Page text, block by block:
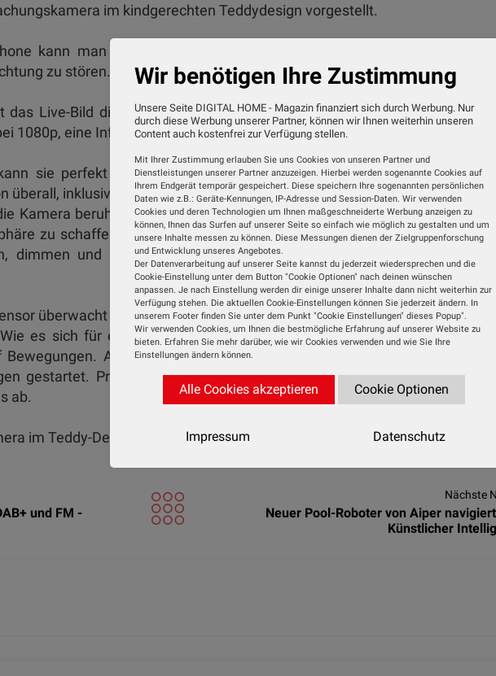
im kindgerechten Teddydesign vorgestellt.
kann man so das Kinderzimmer jederzeit im Blick behalten, ohne
zu stören.
Live-Bild direkt aufs eigene Smartphone oder Tablet – ohne
1080p, eine Infrarot-Nachtsichtfunktion ist integriert.
sie perfekt am Babybett positioniert werden und die Hama Home-
überall, inklusive Zwei-Wege-Audio für direkte Kommunikation via Live-Bild
Kamera beruhigende Schlaflieder oder weißes Rauschen abspielen, um
zu schaffen. Ein integriertes Nachtlicht spendet zudem sanftes Licht.
dimmen und auch zeitlich programmieren, so dass es etwa nur für
überwacht kontinuierlich das Wohlfühlklima im Kinderzimmer und sorgt
es sich für ein Babyphone gehört, reagiert die Kamera dabei speziell
Auf Wunsch werden Push-Benachrichtigungen versendet
gestartet. Privater Modus und ein Micro-SD-Kartenslot für bis zu 128
ab.
im Teddy-Design für etwa 60 Euro erhältlich.
und FM -
Nächste
Neuer Pool-Roboter von Aiper
Künstlicher
Wir benötigen Ihre Zustimmung
Unsere Seite DIGITAL HOME - Magazin finanziert sich durch Werbung. Nur
durch diese Werbung unserer Partner, können wir Ihnen weiterhin unseren
Content auch kostenfrei zur Verfügung stellen.
Mit Ihrer Zustimmung erlauben Sie uns Cookies von unseren Partner und
Dienstleistungen unserer Partner anzuzeigen. Hierbei werden sogenannte Cookies auf
Ihrem Endgerät temporär gespeichert. Diese speichern Ihre sogenannten persönlichen
Daten wie z.B.: Geräte-Kennungen, IP-Adresse und Session-Daten. Wir verwenden
Cookies und deren Technologien um Ihnen maßgeschneiderte Werbung anzeigen zu
können, Ihnen das Surfen auf unserer Seite so einfach wie möglich zu gestalten und um
unsere Inhalte messen zu können. Diese Messungen dienen der Zielgruppenforschung
und Entwicklung unseres Angebotes.
Der Datenverarbeitung auf unserer Seite kannst du jederzeit wiedersprechen und die
Cookie-Einstellung unter dem Button "Cookie Optionen" nach deinen wünschen
anpassen. Je nach Einstellung werden dir einige unserer Inhalte dann nicht weiterhin zur
Verfügung stehen. Die aktuellen Cookie-Einstellungen können Sie jederzeit ändern. In
unserem Footer finden Sie unter dem Punkt "Cookie Einstellungen" dieses Popup".
Wir verwenden Cookies, um Ihnen die bestmögliche Erfahrung auf unserer Website zu
bieten. Erfahren Sie mehr darüber, wie wir Cookies verwenden und wie Sie Ihre
Einstellungen ändern können.
Alle Cookies akzeptieren Cookie Optionen
Impressum Datenschutz